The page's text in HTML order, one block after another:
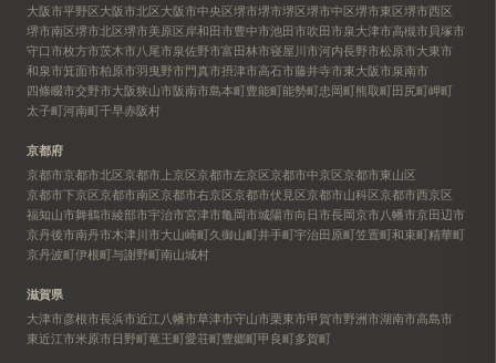
大阪市平野区大阪市北区大阪市中央区堺市堺市堺区堺市中区堺市東区堺市西区
堺市南区堺市北区堺市美原区岸和田市豊中市池田市吹田市泉大津市高槻市 貝塚市
守口市枚方市茨木市八尾市泉佐野市富田林市寝屋川市河内長野市松原市大東市
和泉市箕面市柏原市羽曳野市門真市摂津市高石市藤井寺市東大阪市泉南市
四條畷市交野市大阪狭山市阪南市島本町豊能町能勢町忠岡町熊取町田尻町岬町
太子町河南町千早赤阪村
京都府
京都市京都市北区京都市上京区京都市左京区京都市中京区京都市東山区
京都市下京区京都市南区京都市右京区京都市伏見区京都市山科区京都市西京区
福知山市舞鶴市綾部市宇治市宮津市亀岡市城陽市向日市長岡京市八幡市京田辺市
京丹後市南丹市木津川市大山崎町久御山町井手町宇治田原町笠置町和束町精華町
京丹波町伊根町与謝野町南山城村
滋賀県
大津市彦根市長浜市近江八幡市草津市守山市栗東市甲賀市野洲市湖南市高島市
東近江市米原市日野町竜王町愛荘町豊郷町甲良町多賀町